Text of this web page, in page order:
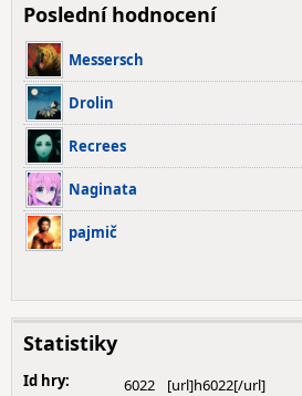
Poslední hodnocení
Messersch
Drolin
Recrees
Naginata
pajmič
Statistiky
Id hry:
6022